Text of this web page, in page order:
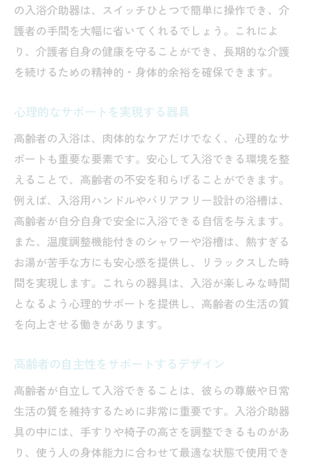
の入浴介助器は、スイッチひとつで簡単に操作でき、介
護者の手間を大幅に省いてくれるでしょう。これによ
り、介護者自身の健康を守ることができ、長期的な介護
を続けるための精神的・身体的余裕を確保できます。
心理的なサポートを実現する器具
高齢者の入浴は、肉体的なケアだけでなく、心理的なサ
ポートも重要な要素です。安心して入浴できる環境を整
えることで、高齢者の不安を和らげることができます。
例えば、入浴用ハンドルやバリアフリー設計の浴槽は、
高齢者が自分自身で安全に入浴できる自信を与えます。
また、温度調整機能付きのシャワーや浴槽は、熱すぎる
お湯が苦手な方にも安心感を提供し、リラックスした時
間を実現します。これらの器具は、入浴が楽しみな時間
となるよう心理的サポートを提供し、高齢者の生活の質
を向上させる働きがあります。
高齢者の自主性をサポートするデザイン
高齢者が自立して入浴できることは、彼らの尊厳や日常
生活の質を維持するために非常に重要です。入浴介助器
具の中には、手すりや椅子の高さを調整できるものがあ
り、使う人の身体能力に合わせて最適な状態で使用でき